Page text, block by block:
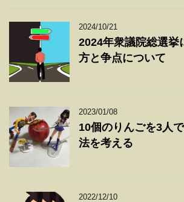
2024/10/21
2024年衆議院総選挙
方と争点について
2023/01/08
10個のりんごを3人
法を考える
2022/12/10